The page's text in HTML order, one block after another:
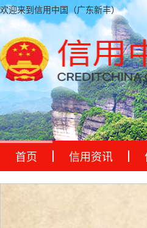
欢迎来到信用中国（广东新丰）
首页 信用资讯